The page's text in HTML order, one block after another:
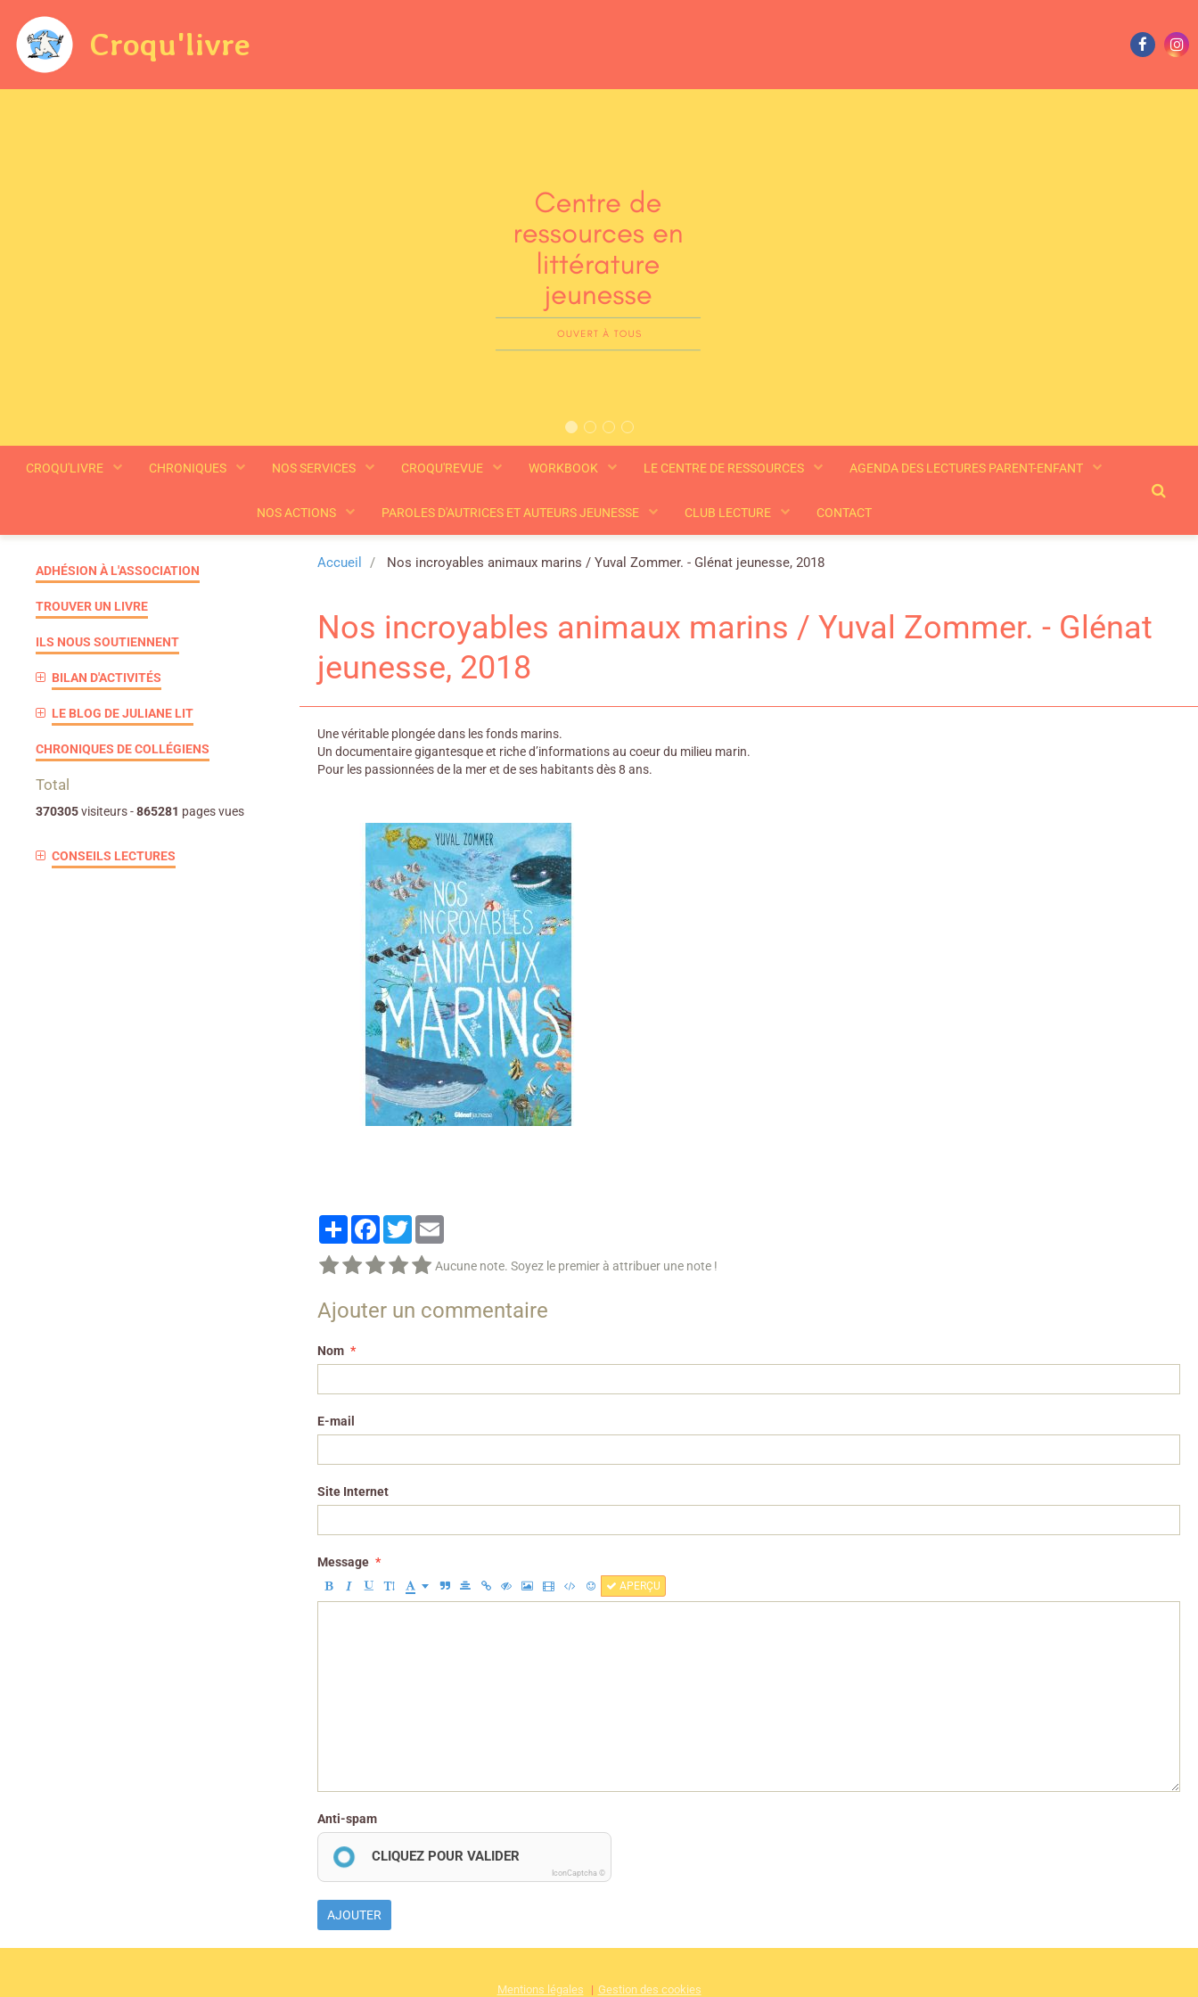
Croqu'livre
CROQU'LIVRE CHRONIQUES NOS SERVICES CROQU'REVUE WORKBOOK LE CENTRE DE RESSOURCES AGENDA DES LECTURES PARENT-ENFANT
NOS ACTIONS PAROLES D'AUTRICES ET AUTEURS JEUNESSE CLUB LECTURE CONTACT
Accueil Nos incroyables animaux marins / Yuval Zommer. - Glénat jeunesse, 2018
Nos incroyables animaux marins / Yuval Zommer. - Glénat
jeunesse, 2018
Une véritable plongée dans les fonds marins.
Un documentaire gigantesque et riche d’informations au coeur du milieu marin.
Pour les passionnées de la mer et de ses habitants dès 8 ans.
PartagerFacebook
Twitter
Aucune note. Soyez le premier à attribuer une note !
Ajouter un commentaire
Nom
E-mail
Site Internet
Message
APERÇU
Anti-spam
CLIQUEZ POUR VALIDER
IconCaptcha ©
AJOUTER
ADHÉSION À L'ASSOCIATION
TROUVER UN LIVRE
ILS NOUS SOUTIENNENT
BILAN D'ACTIVITÉS
LE BLOG DE JULIANE LIT
CHRONIQUES DE COLLÉGIENS
Total
370305visiteurs -865281 pages vues
CONSEILS LECTURES
Mentions légales Gestion des cookies